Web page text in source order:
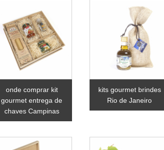
onde comprar kit
gourmet entrega de
chaves Campinas
kits gourmet brindes
Rio de Janeiro